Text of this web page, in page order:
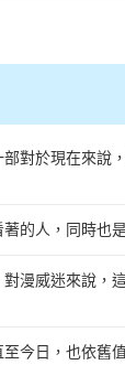
部對於現在來說
著的人，同時也
對漫威迷來說，
至今日，也依舊